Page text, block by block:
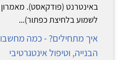
באינטרנט (פודקאסט). מאמרון
לשמוע בלחיצת כפתור)...
איך מתחילים? - כמה
הבנייה, וטיפול אינטגרטיבי